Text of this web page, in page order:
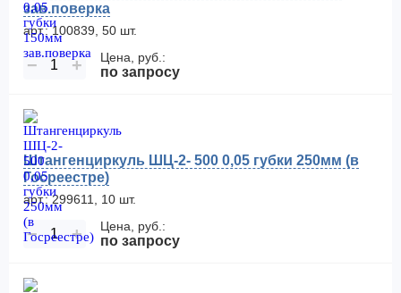
зав.поверка
арт.: 100839, 50 шт.
− + Цена, руб.:
по запросу
Штангенциркуль ШЦ-2- 500 0,05 губки 250мм (в
Госреестре)
арт.: 299611, 10 шт.
− + Цена, руб.:
по запросу